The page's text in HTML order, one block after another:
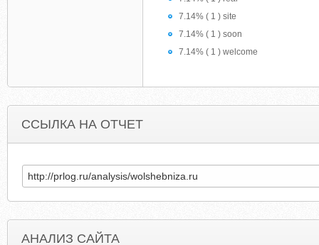
7.14% ( 1 ) site
7.14% ( 1 ) soon
7.14% ( 1 ) welcome
ССЫЛКА НА ОТЧЕТ
АНАЛИЗ САЙТА